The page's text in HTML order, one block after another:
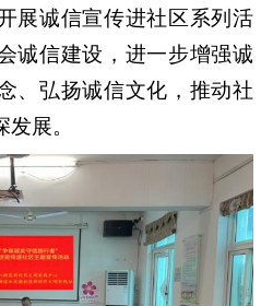
展诚信宣传进社区系列活
诚信建设，进一步增强诚
、弘扬诚信文化，推动社
展。